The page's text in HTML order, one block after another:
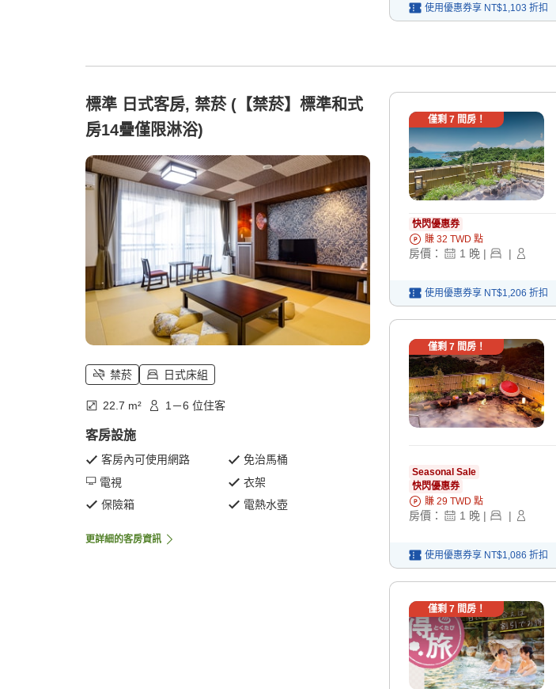
使用優惠券享 NT$1,103 折扣
標準 日式客房, 禁菸 (【禁菸】標準和式
房14疊僅限淋浴)
禁菸 日式床組
22.7 m² 1－6 位住客
客房設施
客房內可使用網路
免治馬桶
電視
衣架
保險箱
電熱水壺
更詳細的客房資訊
僅剩 7間房！
快閃優惠券
賺 32 TWD 點
房價： 1 晚 | |
使用優惠券享 NT$1,206 折扣
僅剩 7間房！
Seasonal Sale
快閃優惠券
賺 29 TWD 點
房價： 1 晚 | |
使用優惠券享 NT$1,086 折扣
僅剩 7間房！